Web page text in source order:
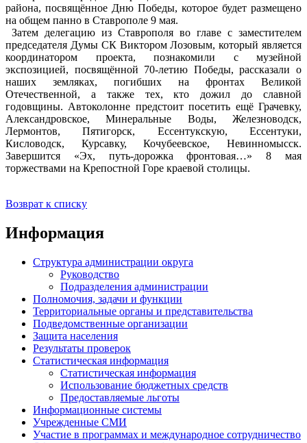
района, посвящённое Дню Победы, которое будет размещено
на общем панно в Ставрополе 9 мая.
Затем делегацию из Ставрополя во главе с заместителем
председателя Думы СК Виктором Лозовым, который является
координатором проекта, познакомили с музейной
экспозицией, посвящённой 70-летию Победы, рассказали о
наших земляках, погибших на фронтах Великой
Отечественной, а также тех, кто дожил до славной
годовщины. Автоколонне предстоит посетить ещё Грачевку,
Александровское, Минеральные Воды, Железноводск,
Лермонтов, Пятигорск, Ессентукскую, Ессентуки,
Кисловодск, Курсавку, Кочубеевское, Невинномысск.
Завершится «Эх, путь-дорожка фронтовая…» 8 мая
торжествами на Крепостной Горе краевой столицы.
Возврат к списку
Информация
Структура администрации округа
Руководство
Подразделения администрации
Полномочия, задачи и функции
Территориальные органы и представительства
Подведомственные организации
Защита населения
Результаты проверок
Статистическая информация
Статистическая информация
Использование бюджетных средств
Предоставляемые льготы
Информационные системы
Учрежденные СМИ
Участие в программах и международное сотрудничество